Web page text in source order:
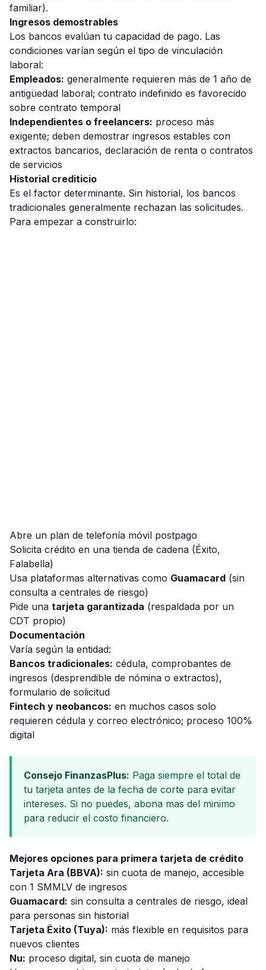
familiar).
Ingresos demostrables
Los bancos evalúan tu capacidad de pago. Las
condiciones varían según el tipo de vinculación
laboral:
Empleados: generalmente requieren más de 1 año de
antigüedad laboral; contrato indefinido es favorecido
sobre contrato temporal
Independientes o freelancers: proceso más
exigente; deben demostrar ingresos estables con
extractos bancarios, declaración de renta o contratos
de servicios
Historial crediticio
Es el factor determinante. Sin historial, los bancos
tradicionales generalmente rechazan las solicitudes.
Para empezar a construirlo:
Abre un plan de telefonía móvil postpago
Solicita crédito en una tienda de cadena (Éxito,
Falabella)
Usa plataformas alternativas como Guamacard (sin
consulta a centrales de riesgo)
Pide una tarjeta garantizada (respaldada por un
CDT propio)
Documentación
Varía según la entidad:
Bancos tradicionales: cédula, comprobantes de
ingresos (desprendible de nómina o extractos),
formulario de solicitud
Fintech y neobancos: en muchos casos solo
requieren cédula y correo electrónico; proceso 100%
digital
Consejo FinanzasPlus: Paga siempre el total de
tu tarjeta antes de la fecha de corte para evitar
intereses. Si no puedes, abona mas del minimo
para reducir el costo financiero.
Mejores opciones para primera tarjeta de crédito
Tarjeta Ara (BBVA): sin cuota de manejo, accesible
con 1 SMMLV de ingresos
Guamacard: sin consulta a centrales de riesgo, ideal
para personas sin historial
Tarjeta Éxito (Tuya): más flexible en requisitos para
nuevos clientes
Nu: proceso digital, sin cuota de manejo